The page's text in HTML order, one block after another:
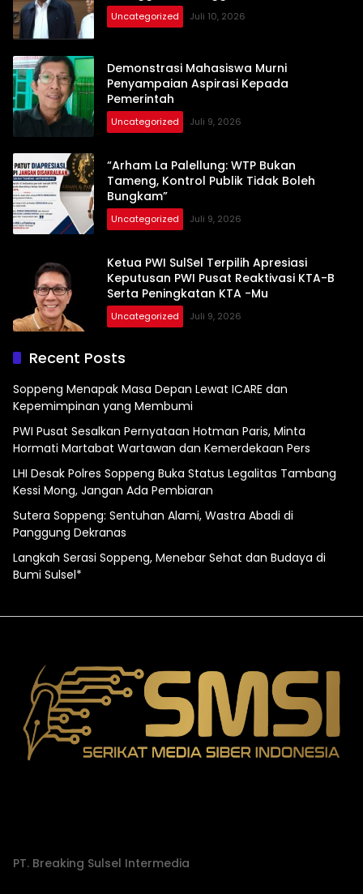
Uncategorized Juli 10, 2026
Demonstrasi Mahasiswa Murni
Penyampaian Aspirasi Kepada
Pemerintah
Uncategorized Juli 9, 2026
“Arham La Palellung: WTP Bukan
Tameng, Kontrol Publik Tidak Boleh
Bungkam”
Uncategorized Juli 9, 2026
Ketua PWI SulSel Terpilih Apresiasi
Keputusan PWI Pusat Reaktivasi KTA-B
Serta Peningkatan KTA -Mu
Uncategorized Juli 9, 2026
Recent Posts
Soppeng Menapak Masa Depan Lewat ICARE dan
Kepemimpinan yang Membumi
PWI Pusat Sesalkan Pernyataan Hotman Paris, Minta
Hormati Martabat Wartawan dan Kemerdekaan Pers
LHI Desak Polres Soppeng Buka Status Legalitas Tambang
Kessi Mong, Jangan Ada Pembiaran
Sutera Soppeng: Sentuhan Alami, Wastra Abadi di
Panggung Dekranas
Langkah Serasi Soppeng, Menebar Sehat dan Budaya di
Bumi Sulsel*
PT. Breaking Sulsel Intermedia